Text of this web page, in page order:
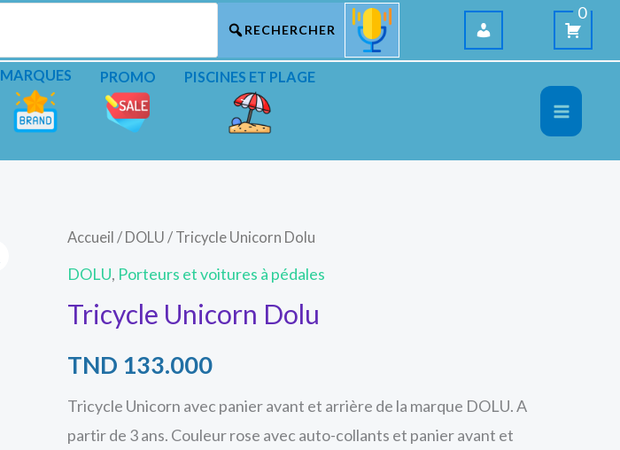
0
MARQUES PROMO PISCINES ET PLAGE
Accueil / DOLU / Tricycle Unicorn Dolu
DOLU, Porteurs et voitures à pédales
Tricycle Unicorn Dolu
TND 133.000
Tricycle Unicorn avec panier avant et arrière de la marque DOLU. A
partir de 3 ans. Couleur rose avec auto-collants et panier avant et